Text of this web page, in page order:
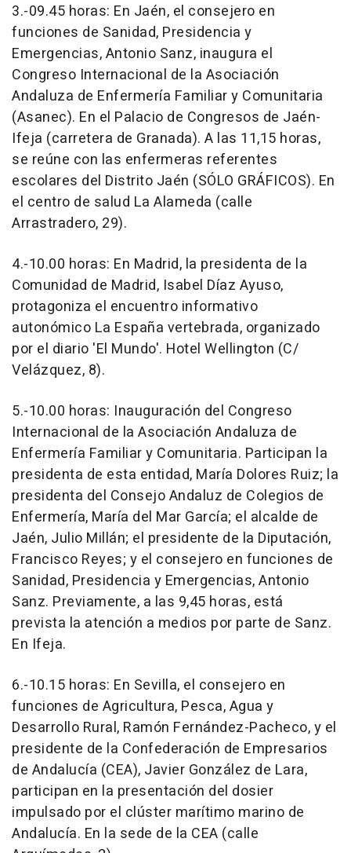
3.-09.45 horas: En Jaén, el consejero en
funciones de Sanidad, Presidencia y
Emergencias, Antonio Sanz, inaugura el
Congreso Internacional de la Asociación
Andaluza de Enfermería Familiar y Comunitaria
(Asanec). En el Palacio de Congresos de Jaén-
Ifeja (carretera de Granada). A las 11,15 horas,
se reúne con las enfermeras referentes
escolares del Distrito Jaén (SÓLO GRÁFICOS). En
el centro de salud La Alameda (calle
Arrastradero, 29).
4.-10.00 horas: En Madrid, la presidenta de la
Comunidad de Madrid, Isabel Díaz Ayuso,
protagoniza el encuentro informativo
autonómico La España vertebrada, organizado
por el diario 'El Mundo'. Hotel Wellington (C/
Velázquez, 8).
5.-10.00 horas: Inauguración del Congreso
Internacional de la Asociación Andaluza de
Enfermería Familiar y Comunitaria. Participan la
presidenta de esta entidad, María Dolores Ruiz; la
presidenta del Consejo Andaluz de Colegios de
Enfermería, María del Mar García; el alcalde de
Jaén, Julio Millán; el presidente de la Diputación,
Francisco Reyes; y el consejero en funciones de
Sanidad, Presidencia y Emergencias, Antonio
Sanz. Previamente, a las 9,45 horas, está
prevista la atención a medios por parte de Sanz.
En Ifeja.
6.-10.15 horas: En Sevilla, el consejero en
funciones de Agricultura, Pesca, Agua y
Desarrollo Rural, Ramón Fernández-Pacheco, y el
presidente de la Confederación de Empresarios
de Andalucía (CEA), Javier González de Lara,
participan en la presentación del dosier
impulsado por el clúster marítimo marino de
Andalucía. En la sede de la CEA (calle